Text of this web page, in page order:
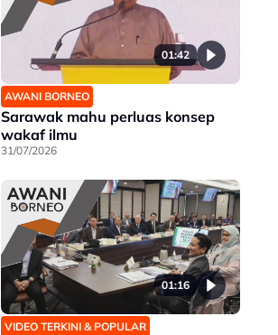
01:42
AWANI BORNEO
Sarawak mahu perluas konsep
wakaf ilmu
31/07/2026
01:16
VIDEO TERKINI & POPULAR